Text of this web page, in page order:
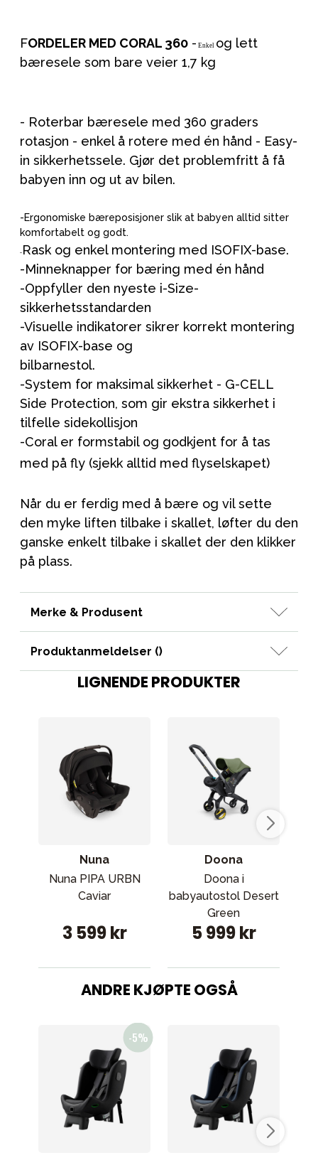
FORDELER MED CORAL 360 - Enkel og lett
bæresele som bare veier 1,7 kg
- Roterbar bæresele med 360 graders
rotasjon - enkel å rotere med én hånd - Easy-
in sikkerhetssele. Gjør det problemfritt å få
babyen inn og ut av bilen.
-Ergonomiske bæreposisjoner slik at babyen alltid sitter
komfortabelt og godt.
- Rask og enkel montering med ISOFIX-base.
-Minneknapper for bæring med én hånd
-Oppfyller den nyeste i-Size-
sikkerhetsstandarden
-Visuelle indikatorer sikrer korrekt montering
av ISOFIX-base og
bilbarnestol.
-System for maksimal sikkerhet - G-CELL
Side Protection, som gir ekstra sikkerhet i
tilfelle sidekollisjon
-Coral er formstabil og godkjent for å tas
med på fly (sjekk alltid med flyselskapet)
Når du er ferdig med å bære og vil sette
den myke liften tilbake i skallet, løfter du den
ganske enkelt tilbake i skallet der den klikker
på plass.
Merke & Produsent
Produktanmeldelser ()
LIGNENDE PRODUKTER
Nuna
Nuna PIPA URBN
Caviar
3 599 kr
Doona
Doona i
babyautostol Desert
Green
5 999 kr
ANDRE KJØPTE OGSÅ